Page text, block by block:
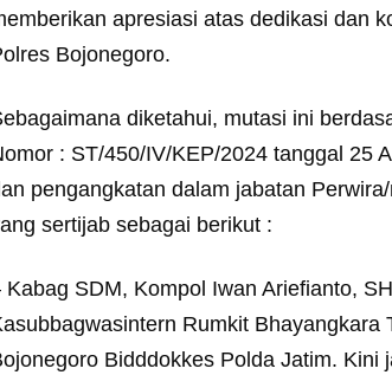
apresiasi atas dedikasi dan
Bojonegoro.
diketahui, mutasi ini
: ST/450/IV/KEP/2024 tanggal 25
pengangkatan dalam jabatan
sertijab sebagai berikut :
Kabag SDM, Kompol Iwan Ariefianto,
Rumkit Bhayangkara
Bidddokkes Polda Jatim. Kini